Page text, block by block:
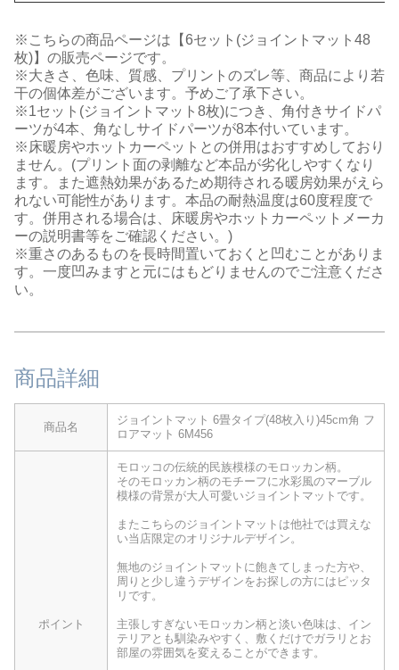
※こちらの商品ページは【6セット(ジョイントマット48
枚)】の販売ページです。
※大きさ、色味、質感、プリントのズレ等、商品により若
干の個体差がございます。予めご了承下さい。
※1セット(ジョイントマット8枚)につき、角付きサイドパ
ーツが4本、角なしサイドパーツが8本付いています。
※床暖房やホットカーペットとの併用はおすすめしており
ません。(プリント面の剥離など本品が劣化しやすくなり
ます。また遮熱効果があるため期待される暖房効果がえら
れない可能性があります。本品の耐熱温度は60度程度で
す。併用される場合は、床暖房やホットカーペットメーカ
ーの説明書等をご確認ください。)
※重さのあるものを長時間置いておくと凹むことがありま
す。一度凹みますと元にはもどりませんのでご注意くださ
い。
商品詳細
商品名
ジョイントマット 6畳タイプ(48枚入り)45cm角 フ
ロアマット 6M456
ポイント
モロッコの伝統的民族模様のモロッカン柄。
そのモロッカン柄のモチーフに水彩風のマーブル
模様の背景が大人可愛いジョイントマットです。
またこちらのジョイントマットは他社では買えな
い当店限定のオリジナルデザイン。
無地のジョイントマットに飽きてしまった方や、
周りと少し違うデザインをお探しの方にはピッタ
リです。
主張しすぎないモロッカン柄と淡い色味は、イン
テリアとも馴染みやすく、敷くだけでガラリとお
部屋の雰囲気を変えることができます。